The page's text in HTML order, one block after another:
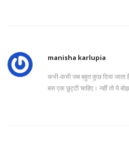
manisha karlupia
कभी-कभी जब बहुत कुछ दिया जाता
बस एक छुट्टी चाहिए। नहीं तो ये